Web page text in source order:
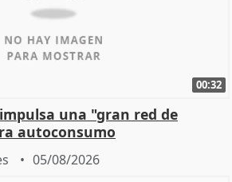
00:32
una "gran red de
autoconsumo
05/08/2026